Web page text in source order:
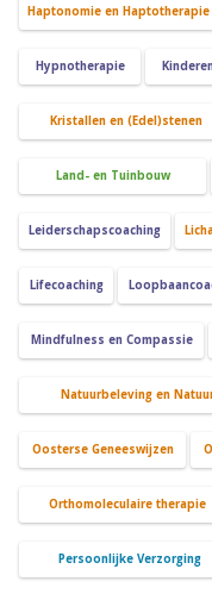
Haptonomie en Haptotherapie
Hypnotherapie
Kristallen en (Edel)stenen
Land- en Tuinbouw
Leiderschapscoaching
Lifecoaching
Mindfulness en Compassie
Natuurbeleving en
Oosterse Geneeswijzen
Orthomoleculaire therapie
Persoonlijke Verzorging